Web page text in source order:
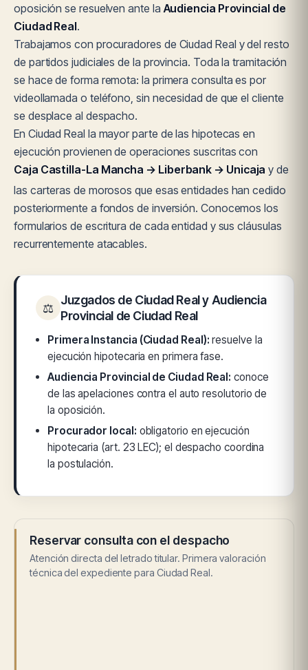
oposición se resuelven ante laAudiencia Provincial de
Ciudad Real.
Trabajamos con procuradores de Ciudad Real y del resto
de partidos judiciales de la provincia. Toda la tramitación
se hace de forma remota: la primera consulta es por
videollamada o teléfono, sin necesidad de que el cliente
se desplace al despacho.
En Ciudad Real la mayor parte de las hipotecas en
ejecución provienen de operaciones suscritas con
Caja Castilla-La Mancha → Liberbank → Unicaja y de
las carteras de morosos que esas entidades han cedido
posteriormente a fondos de inversión. Conocemos los
formularios de escritura de cada entidad y sus cláusulas
recurrentemente atacables.
⚖
Juzgados de Ciudad Real y Audiencia
Provincial de Ciudad Real
Primera Instancia (Ciudad Real): resuelve la
ejecución hipotecaria en primera fase.
Audiencia Provincial de Ciudad Real: conoce
de las apelaciones contra el auto resolutorio de
la oposición.
Procurador local: obligatorio en ejecución
hipotecaria (art. 23 LEC); el despacho coordina
la postulación.
Reservar consulta con el despacho
Atención directa del letrado titular. Primera valoración
técnica del expediente para Ciudad Real.